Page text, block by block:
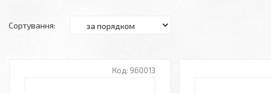
960013